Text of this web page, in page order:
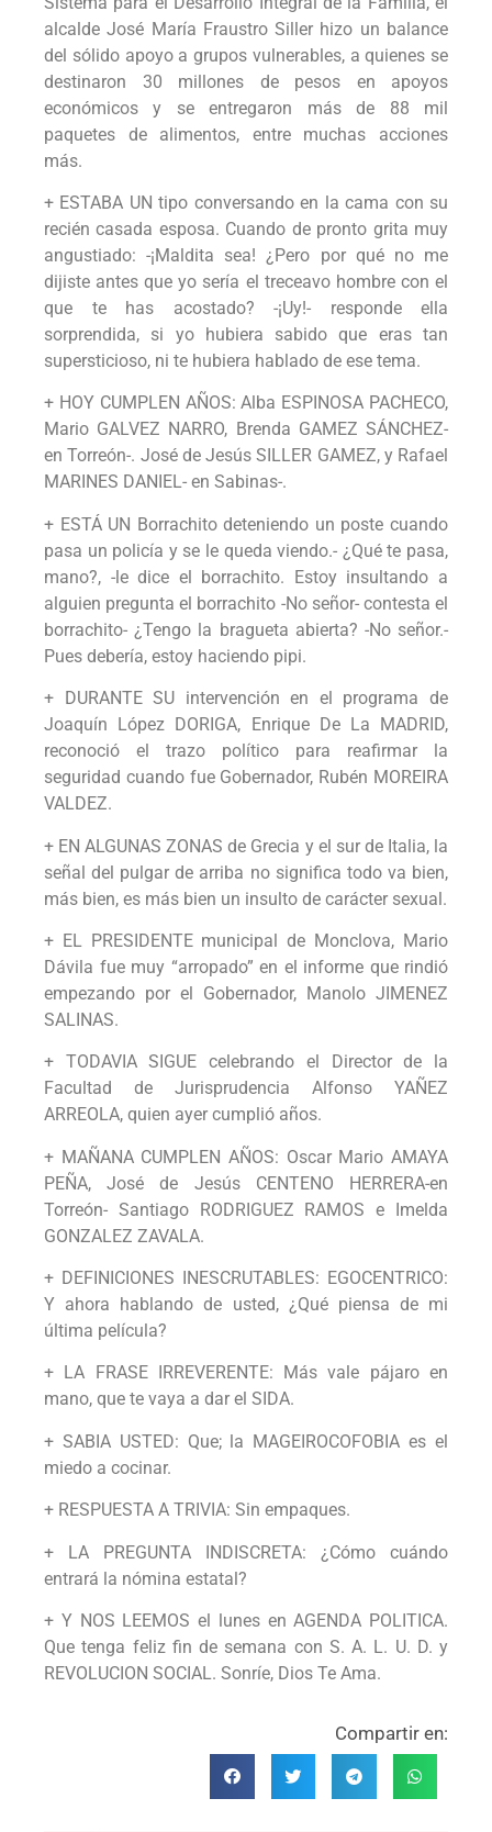
alcalde José María Fraustro Siller hizo un balance
del sólido apoyo a grupos vulnerables, a quienes se
destinaron 30 millones de pesos en apoyos
económicos y se entregaron más de 88 mil
paquetes de alimentos, entre muchas acciones
más.
+ ESTABA UN tipo conversando en la cama con su
recién casada esposa. Cuando de pronto grita muy
angustiado: -¡Maldita sea! ¿Pero por qué no me
dijiste antes que yo sería el treceavo hombre con el
que te has acostado? -¡Uy!- responde ella
sorprendida, si yo hubiera sabido que eras tan
supersticioso, ni te hubiera hablado de ese tema.
+ HOY CUMPLEN AÑOS: Alba ESPINOSA PACHECO,
Mario GALVEZ NARRO, Brenda GAMEZ SÁNCHEZ-
en Torreón-. José de Jesús SILLER GAMEZ, y Rafael
MARINES DANIEL- en Sabinas-.
+ ESTÁ UN Borrachito deteniendo un poste cuando
pasa un policía y se le queda viendo.- ¿Qué te pasa,
mano?, -le dice el borrachito. Estoy insultando a
alguien pregunta el borrachito -No señor- contesta el
borrachito- ¿Tengo la bragueta abierta? -No señor.-
Pues debería, estoy haciendo pipi.
+ DURANTE SU intervención en el programa de
Joaquín López DORIGA, Enrique De La MADRID,
reconoció el trazo político para reafirmar la
seguridad cuando fue Gobernador, Rubén MOREIRA
VALDEZ.
+ EN ALGUNAS ZONAS de Grecia y el sur de Italia, la
señal del pulgar de arriba no significa todo va bien,
más bien, es más bien un insulto de carácter sexual.
+ EL PRESIDENTE municipal de Monclova, Mario
Dávila fue muy “arropado” en el informe que rindió
empezando por el Gobernador, Manolo JIMENEZ
SALINAS.
+ TODAVIA SIGUE celebrando el Director de la
Facultad de Jurisprudencia Alfonso YAÑEZ
ARREOLA, quien ayer cumplió años.
+ MAÑANA CUMPLEN AÑOS: Oscar Mario AMAYA
PEÑA, José de Jesús CENTENO HERRERA-en
Torreón- Santiago RODRIGUEZ RAMOS e Imelda
GONZALEZ ZAVALA.
+ DEFINICIONES INESCRUTABLES: EGOCENTRICO:
Y ahora hablando de usted, ¿Qué piensa de mi
última película?
+ LA FRASE IRREVERENTE: Más vale pájaro en
mano, que te vaya a dar el SIDA.
+ SABIA USTED: Que; la MAGEIROCOFOBIA es el
miedo a cocinar.
+ RESPUESTA A TRIVIA: Sin empaques.
+ LA PREGUNTA INDISCRETA: ¿Cómo cuándo
entrará la nómina estatal?
+ Y NOS LEEMOS el lunes en AGENDA POLITICA.
Que tenga feliz fin de semana con S. A. L. U. D. y
REVOLUCION SOCIAL. Sonríe, Dios Te Ama.
Compartir en: